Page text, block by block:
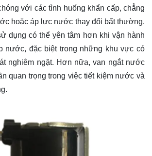
với các tình huống khẩn cấp, chẳng
hoặc áp lực nước thay đổi bất thường.
dụng có thể yên tâm hơn khi vận hành
nước, đặc biệt trong những khu vực có
nghiêm ngặt. Hơn nữa, van ngắt nước
quan trọng trong việc tiết kiệm nước và